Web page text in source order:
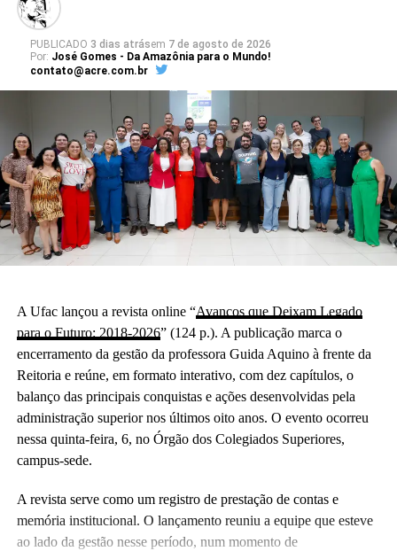
PUBLICADO 3 dias atrásem 7 de agosto de 2026
Por: José Gomes - Da Amazônia para o Mundo!
contato@acre.com.br
A Ufac lançou a revista online “Avanços que Deixam Legado
para o Futuro: 2018-2026” (124 p.). A publicação marca o
encerramento da gestão da professora Guida Aquino à frente da
Reitoria e reúne, em formato interativo, com dez capítulos, o
balanço das principais conquistas e ações desenvolvidas pela
administração superior nos últimos oito anos. O evento ocorreu
nessa quinta-feira, 6, no Órgão dos Colegiados Superiores,
campus-sede.
A revista serve como um registro de prestação de contas e
memória institucional. O lançamento reuniu a equipe que esteve
ao lado da gestão nesse período, num momento de